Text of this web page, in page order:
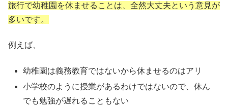
旅行で幼稚園を休ませることは、全然大丈夫という意見が
多いです。
例えば、
幼稚園は義務教育ではないから休ませるのはアリ
小学校のように授業があるわけではないので、休ん
でも勉強が遅れることもない